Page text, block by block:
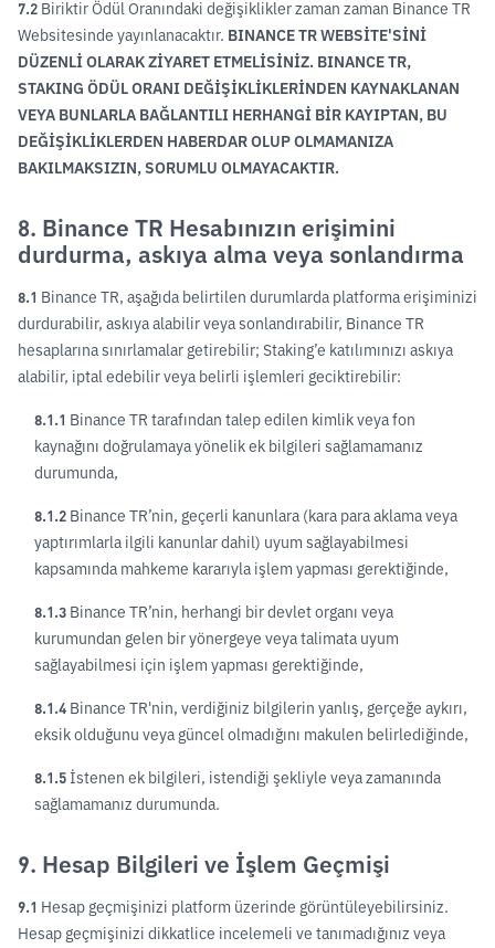
7.2 Biriktir Ödül Oranındaki değişiklikler zaman zaman Binance TR
Websitesinde yayınlanacaktır. BINANCE TR WEBSİTE'SİNİ
DÜZENLİ OLARAK ZİYARET ETMELİSİNİZ. BINANCE TR,
STAKING ÖDÜL ORANI DEĞİŞİKLİKLERİNDEN KAYNAKLANAN
VEYA BUNLARLA BAĞLANTILI HERHANGİ BİR KAYIPTAN, BU
DEĞİŞİKLİKLERDEN HABERDAR OLUP OLMAMANIZA
BAKILMAKSIZIN, SORUMLU OLMAYACAKTIR.
8. Binance TR Hesabınızın erişimini
durdurma, askıya alma veya sonlandırma
8.1 Binance TR, aşağıda belirtilen durumlarda platforma erişiminizi
durdurabilir, askıya alabilir veya sonlandırabilir, Binance TR
hesaplarına sınırlamalar getirebilir; Staking’e katılımınızı askıya
alabilir, iptal edebilir veya belirli işlemleri geciktirebilir:
8.1.1 Binance TR tarafından talep edilen kimlik veya fon
kaynağını doğrulamaya yönelik ek bilgileri sağlamamanız
durumunda,
8.1.2 Binance TR’nin, geçerli kanunlara (kara para aklama veya
yaptırımlarla ilgili kanunlar dahil) uyum sağlayabilmesi
kapsamında mahkeme kararıyla işlem yapması gerektiğinde,
8.1.3 Binance TR’nin, herhangi bir devlet organı veya
kurumundan gelen bir yönergeye veya talimata uyum
sağlayabilmesi için işlem yapması gerektiğinde,
8.1.4 Binance TR'nin, verdiğiniz bilgilerin yanlış, gerçeğe aykırı,
eksik olduğunu veya güncel olmadığını makulen belirlediğinde,
8.1.5İstenen ek bilgileri, istendiği şekliyle veya zamanında
sağlamamanız durumunda.
9. Hesap Bilgileri ve İşlem Geçmişi
9.1 Hesap geçmişinizi platform üzerinde görüntüleyebilirsiniz.
Hesap geçmişinizi dikkatlice incelemeli ve tanımadığınız veya